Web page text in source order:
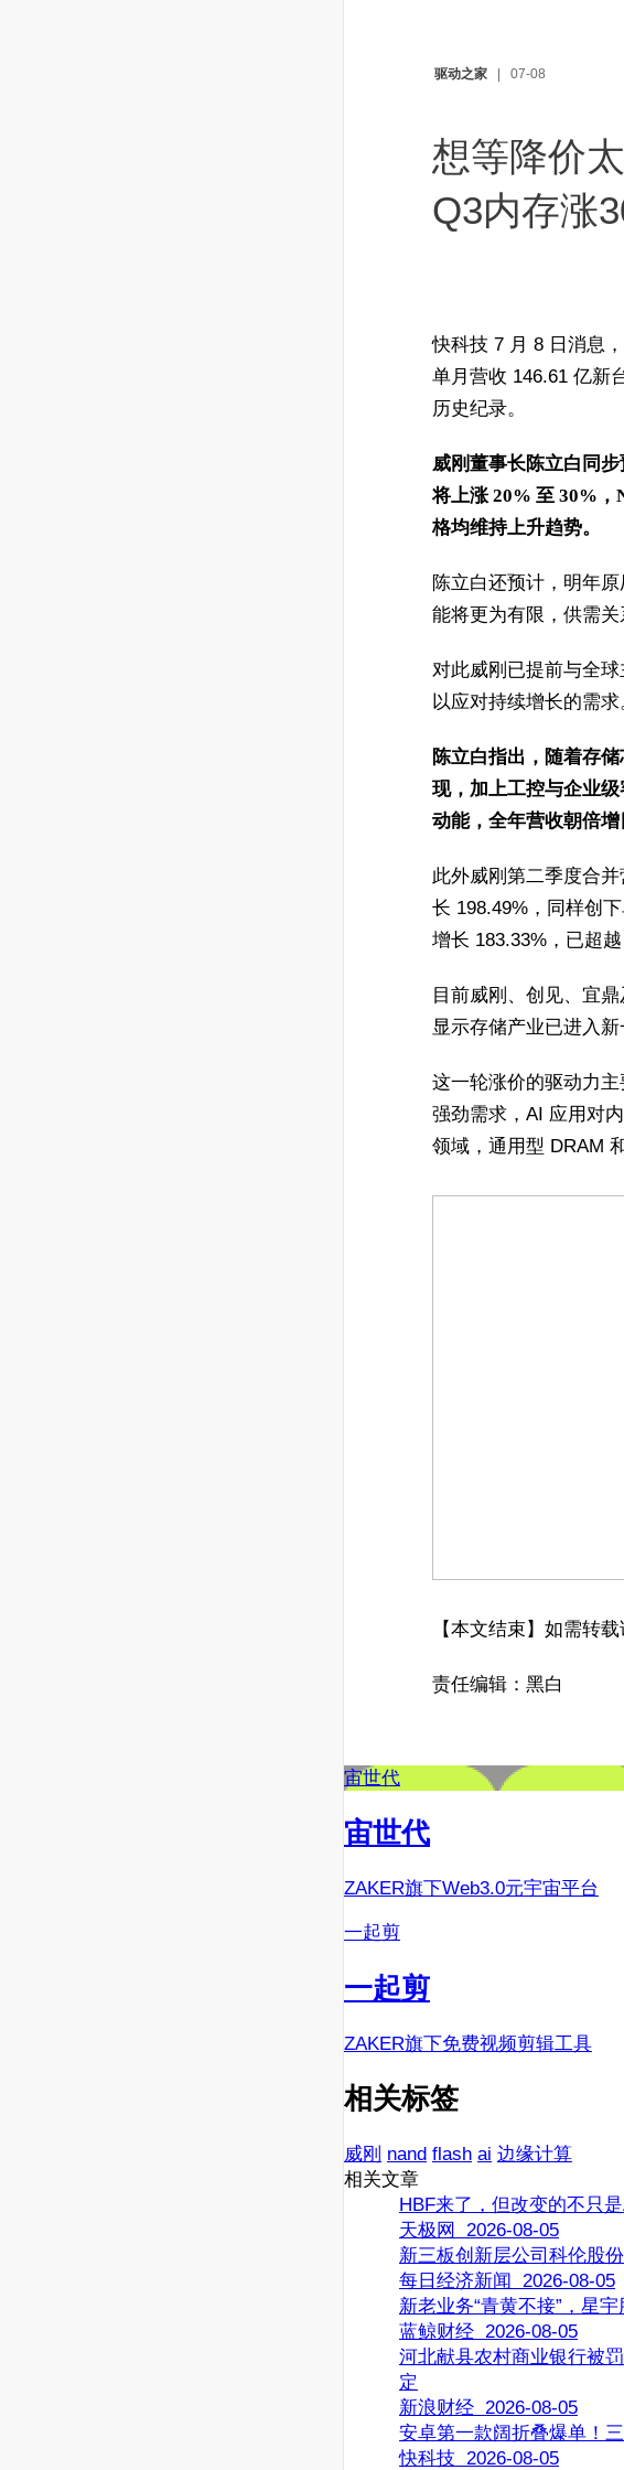
驱动之家 07-08
想等降价
Q3内存涨
快科技 7 月 8 日消息
单月营收 146.61 亿新
历史纪录。
威刚董事长陈立白同
将上涨 20% 至 30%，
格均维持上升趋势。
陈立白还预计，明年
能将更为有限，供需关
对此威刚已提前与全
以应对持续增长的需求
陈立白指出，随着存
现，加上工控与企业
动能，全年营收朝倍增
此外威刚第二季度合
长 198.49%，同样创
增长 183.33%，已超
目前威刚、创见、宜
显示存储产业已进入
这一轮涨价的驱动力
强劲需求，AI 应用对
领域，通用型 DRAM
【本文结束】如需转
责任编辑：黑白
宙世代
宙世代
ZAKER旗下Web3.0元宇宙平台
一起剪
一起剪
ZAKER旗下免费视频剪辑工具
相关标签
威刚 nand flash ai 边缘计算
相关文章
HBF来了，但改变的不只
天极网 2026-08-05
新三板创新层公司科伦股
每日经济新闻 2026-08-05
新老业务“青黄不接”，星
蓝鲸财经 2026-08-05
河北献县农村商业银行被
定
新浪财经 2026-08-05
安卓第一款阔折叠爆单！
快科技 2026-08-05